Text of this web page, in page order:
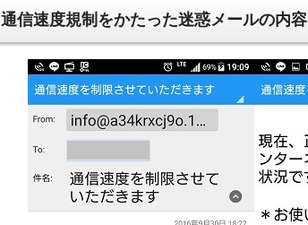
通信速度規制をかたった迷惑メールの内容